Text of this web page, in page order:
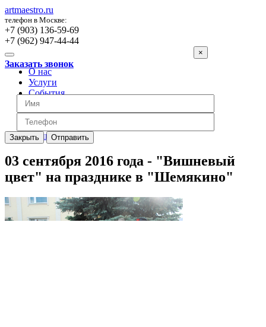
artmaestro.ru
телефон в Москве:
+7 (903) 136-59-69
+7 (962) 947-44-44
Заказать звонок
×
Закрыть Отправить
О нас
Услуги
События
Вопросы
Отзывы
Обратная связь
Цены
03 сентября 2016 года - "Вишневый
цвет" на празднике в "Шемякино"